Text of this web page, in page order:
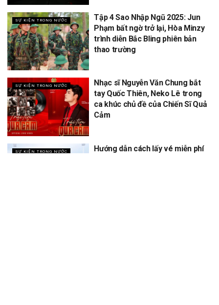
SỰ KIỆN TRONG NƯỚC
Tập 4 Sao Nhập Ngũ 2025: Jun
Phạm bất ngờ trở lại, Hòa Minzy
trình diễn Bắc Bling phiên bản
thao trường
SỰ KIỆN TRONG NƯỚC
Nhạc sĩ Nguyễn Văn Chung bắt
tay Quốc Thiên, Neko Lê trong
ca khúc chủ đề của Chiến Sĩ Quả
Cảm
SỰ KIỆN TRONG NƯỚC
Hướng dẫn cách lấy vé miễn phí